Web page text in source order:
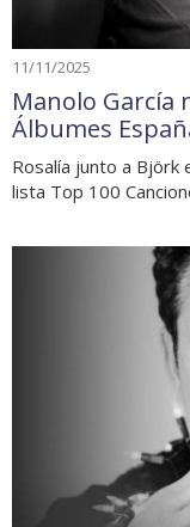
11/11/2025
Manolo García
Álbumes
Rosalía junto a Björk
lista Top 100